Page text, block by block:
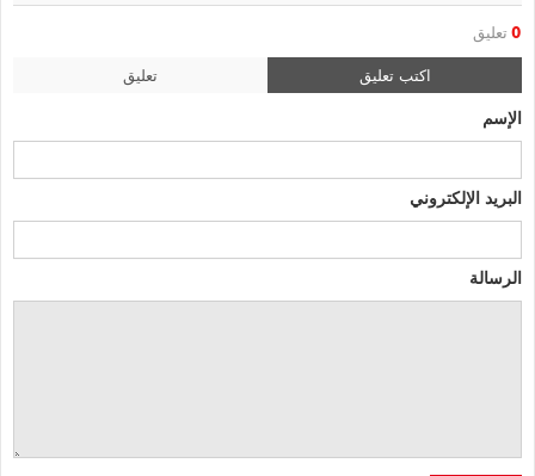
0 تعليق
اكتب تعليق تعليق
الإسم
البريد الإلكتروني
الرسالة